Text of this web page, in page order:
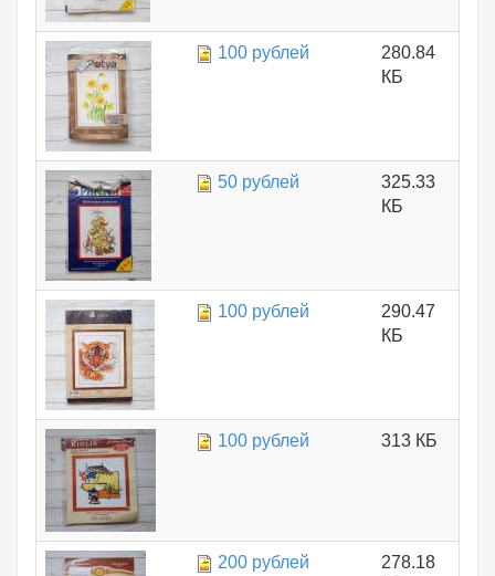
100 рублей
280.84
КБ
50 рублей
325.33
КБ
100 рублей
290.47
КБ
100 рублей 313 КБ
200 рублей
278.18